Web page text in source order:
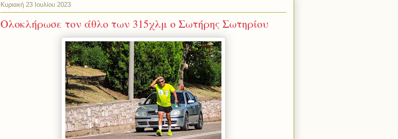
Κυριακή 23 Ιουλίου 2023
Ολοκλήρωσε τον άθλο των 315χλμ ο Σωτήρης Σωτηρίου